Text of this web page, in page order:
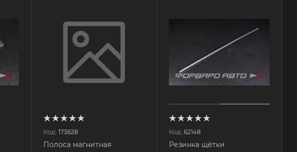
Код: 173628
Полоса магнитная
Код: 62148
Резинка щётки